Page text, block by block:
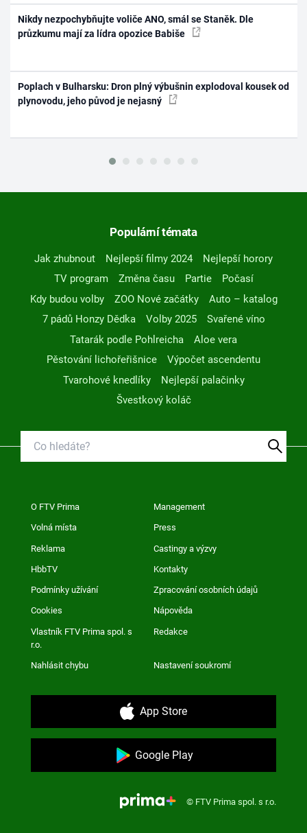
Nikdy nezpochybňujte voliče ANO, smál se Staněk. Dle
průzkumu mají za lídra opozice Babiše
Poplach v Bulharsku: Dron plný výbušnin explodoval kousek od
plynovodu, jeho původ je nejasný
Populární témata
Jak zhubnout Nejlepší filmy 2024
Nejlepší horory
TV program
Změna času Partie
Počasí
Kdy budou volby
ZOO Nové začátky
Auto – katalog
7 pádů Honzy Dědka
Volby 2025
Svařené víno
Tatarák podle Pohlreicha
Aloe vera
Pěstování lichořeřišnice
Výpočet ascendentu
Tvarohové knedlíky
Nejlepší palačinky
Švestkový koláč
O FTV Prima Management
Volná místa Press
Reklama Castingy a výzvy
HbbTV Kontakty
Podmínky užívání Zpracování osobních údajů
Cookies Nápověda
Vlastník FTV Prima spol. s
r.o.
Redakce
Nahlásit chybu Nastavení soukromí
App Store
Google Play
© FTV Prima spol. s r.o.